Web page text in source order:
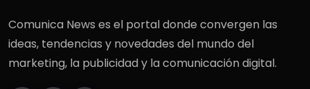
Comunica News es el portal donde convergen las
ideas, tendencias y novedades del mundo del
marketing, la publicidad y la comunicación digital.